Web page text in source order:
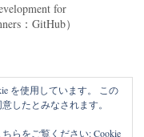
for
：GitHub）
を使用しています。 この
したとみなされます。
らをご覧ください:Cookie